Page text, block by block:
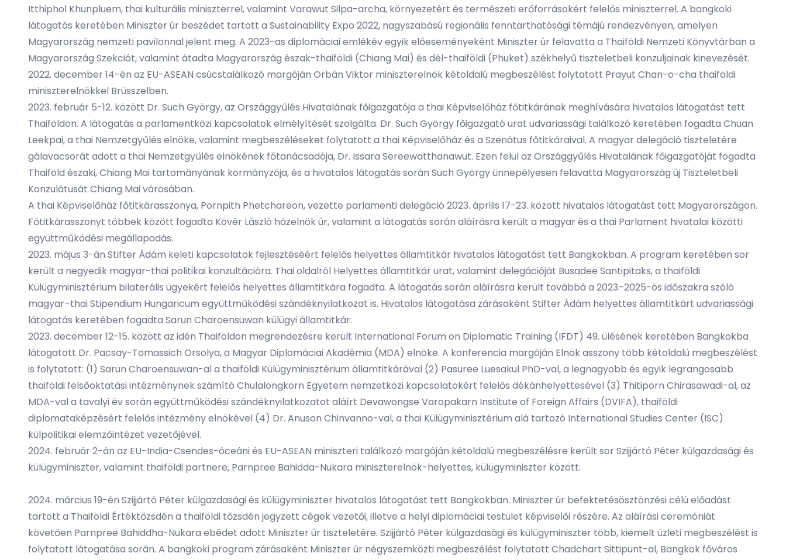
Itthiphol Khunpluem, thai kulturális miniszterrel, valamint Varawut Silpa-archa, környezetért és természeti erőforrásokért felelős miniszterrel. A bangkoki
látogatás keretében Miniszter úr beszédet tartott a Sustainability Expo 2022, nagyszabású regionális fenntarthatósági témájú rendezvényen, amelyen
Magyarország nemzeti pavilonnal jelent meg. A 2023-as diplomáciai emlékév egyik előeseményeként Miniszter úr felavatta a Thaiföldi Nemzeti Könyvtárban a
Magyarország Szekciót, valamint átadta Magyarország észak-thaiföldi (Chiang Mai) és dél-thaiföldi (Phuket) székhelyű tiszteletbeli konzuljainak kinevezését.
2022. december 14-én az EU-ASEAN csúcstalálkozó margóján Orbán Viktor miniszterelnök kétoldalú megbeszélést folytatott Prayut Chan-o-cha thaiföldi
miniszterelnökkel Brüsszelben.
2023. február 5-12. között Dr. Such György, az Országgyűlés Hivatalának főigazgatója a thai Képviselőház főtitkárának meghívására hivatalos látogatást tett
Thaiföldön. A látogatás a parlamentközi kapcsolatok elmélyítését szolgálta. Dr. Such György főigazgató urat udvariassági találkozó keretében fogadta Chuan
Leekpai, a thai Nemzetgyűlés elnöke, valamint megbeszéléseket folytatott a thai Képviselőház és a Szenátus főtitkáraival. A magyar delegáció tiszteletére
gálavacsorát adott a thai Nemzetgyűlés elnökének főtanácsadója, Dr. Issara Sereewatthanawut. Ezen felül az Országgyűlés Hivatalának főigazgatóját fogadta
Thaiföld északi, Chiang Mai tartományának kormányzója, és a hivatalos látogatás során Such György ünnepélyesen felavatta Magyarország új Tiszteletbeli
Konzulátusát Chiang Mai városában.
A thai Képviselőház főtitkárasszonya, Pornpith Phetchareon, vezette parlamenti delegáció 2023. április 17-23. között hivatalos látogatást tett Magyarországon.
Főtitkárasszonyt többek között fogadta Kövér László házelnök úr, valamint a látogatás során aláírásra került a magyar és a thai Parlament hivatalai közötti
együttműködési megállapodás.
2023. május 3-án Stifter Ádám keleti kapcsolatok fejlesztéséért felelős helyettes államtitkár hivatalos látogatást tett Bangkokban. A program keretében sor
került a negyedik magyar-thai politikai konzultációra. Thai oldalról Helyettes államtitkár urat, valamint delegációját Busadee Santipitaks, a thaiföldi
Külügyminisztérium bilaterális ügyekért felelős helyettes államtitkára fogadta. A látogatás során aláírásra került továbbá a 2023–2025-ös időszakra szóló
magyar–thai Stipendium Hungaricum együttműködési szándéknyilatkozat is. Hivatalos látogatása zárásaként Stifter Ádám helyettes államtitkárt udvariassági
látogatás keretében fogadta Sarun Charoensuwan külügyi államtitkár.
2023. december 12-15. között az idén Thaiföldön megrendezésre került International Forum on Diplomatic Training (IFDT) 49. ülésének keretében Bangkokba
látogatott Dr. Pacsay-Tomassich Orsolya, a Magyar Diplomáciai Akadémia (MDA) elnöke. A konferencia margóján Elnök asszony több kétoldalú megbeszélést
is folytatott: (1) Sarun Charoensuwan-al a thaiföldi Külügyminisztérium államtitkárával (2) Pasuree Luesakul PhD-val, a legnagyobb és egyik legrangosabb
thaiföldi felsőoktatási intézménynek számító Chulalongkorn Egyetem nemzetközi kapcsolatokért felelős dékánhelyettesével (3) Thitiporn Chirasawadi-al, az
MDA-val a tavalyi év során együttműködési szándéknyilatkozatot aláírt Devawongse Varopakarn Institute of Foreign Affairs (DVIFA), thaiföldi
diplomataképzésért felelős intézmény elnökével (4) Dr. Anuson Chinvanno-val, a thai Külügyminisztérium alá tartozó International Studies Center (ISC)
külpolitikai elemzőintézet vezetőjével.
2024. február 2-án az EU-India-Csendes-óceáni és EU-ASEAN miniszteri találkozó margóján kétoldalú megbeszélésre került sor Szijjártó Péter külgazdasági és
külügyminiszter, valamint thaiföldi partnere, Parnpree Bahidda-Nukara miniszterelnök-helyettes, külügyminiszter között.
2024. március 19-én Szijjártó Péter külgazdasági és külügyminiszter hivatalos látogatást tett Bangkokban. Miniszter úr befektetésösztönzési célú előadást
tartott a Thaiföldi Értéktőzsdén a thaiföldi tőzsdén jegyzett cégek vezetői, illetve a helyi diplomáciai testület képviselői részére. Az aláírási ceremóniát
követően Parnpree Bahiddha-Nukara ebédet adott Miniszter úr tiszteletére. Szijjártó Péter külgazdasági és külügyminiszter több, kiemelt üzleti megbeszélést is
folytatott látogatása során. A bangkoki program zárásaként Miniszter úr négyszemközti megbeszélést folytatott Chadchart Sittipunt-al, Bangkok főváros